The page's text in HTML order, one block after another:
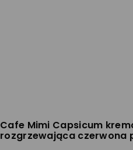
Cafe Mimi Capsicum
rozgrzewająca czerwona